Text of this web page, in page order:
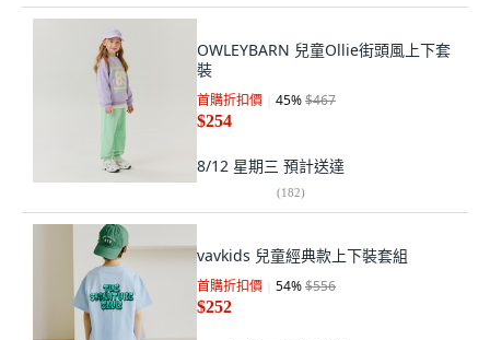
OWLEYBARN 兒童Ollie街頭風上下套
裝
首購折扣價 45%$467
$254
8/12 星期三 預計送達
(182)
vavkids 兒童經典款上下裝套組
首購折扣價 54%$556
$252